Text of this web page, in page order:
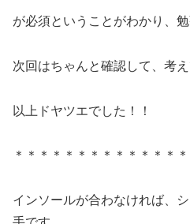
が必須ということがわかり、
次回はちゃんと確認して、考
以上ドヤツエでした！！
＊＊＊＊＊＊＊＊＊＊＊＊＊
インソールが合わなければ、